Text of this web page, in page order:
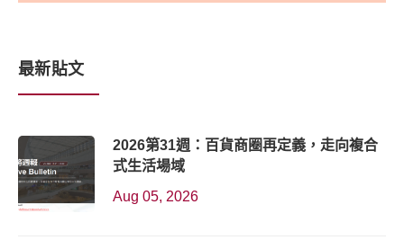
最新貼文
2026第31週：百貨商圈再定義，走向複合
式生活場域
Aug 05, 2026